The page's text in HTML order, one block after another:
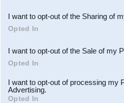
Downstream Participants
third parties.
I want to opt-out of the Sharing of
Opted In
I want to opt-out of the Sale of my
Opted In
I want to opt-out of processing my
Advertising.
Opted In